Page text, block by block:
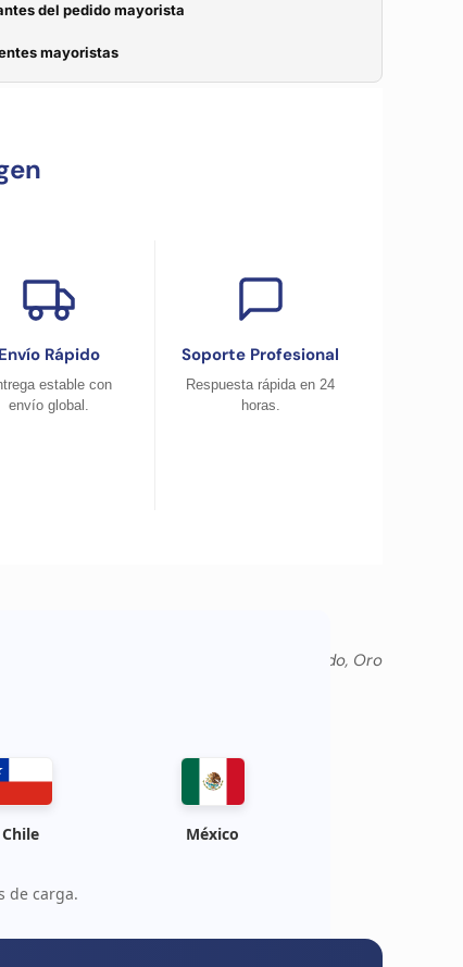
del pedido mayorista
mayoristas
Envío Rápido
estable con
envío global.
Soporte Profesional
Respuesta rápida en 24
horas.
Gris, Menta, Morado, Oro
Chile México
de carga.